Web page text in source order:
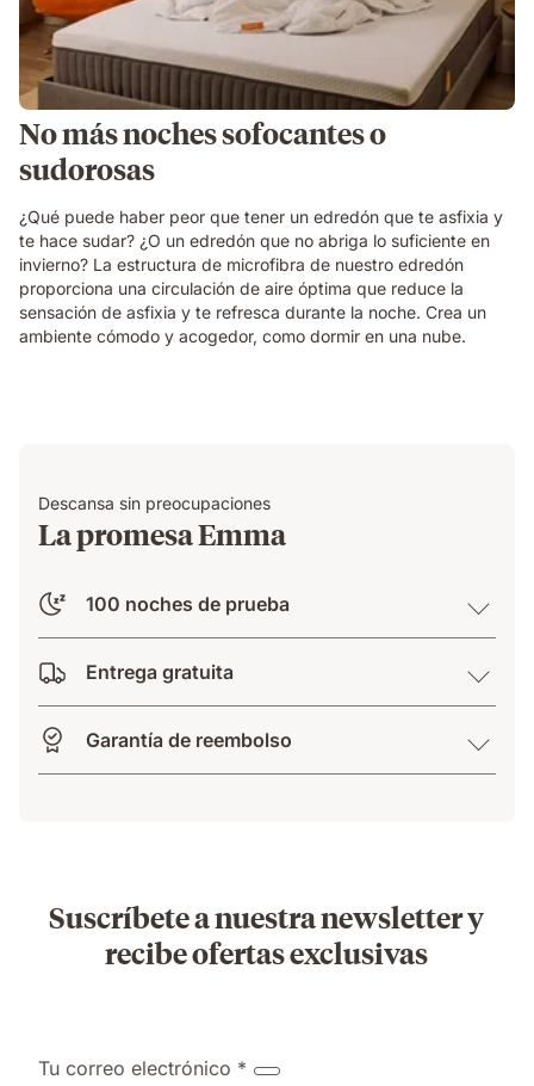
No más noches sofocantes o
sudorosas
¿Qué puede haber peor que tener un edredón que te asfixia y
te hace sudar? ¿O un edredón que no abriga lo suficiente en
invierno? La estructura de microfibra de nuestro edredón
proporciona una circulación de aire óptima que reduce la
sensación de asfixia y te refresca durante la noche. Crea un
ambiente cómodo y acogedor, como dormir en una nube.
Descansa sin preocupaciones
La promesa Emma
100 noches de prueba
Entrega gratuita
Garantía de reembolso
Suscríbete a nuestra newsletter y
recibe ofertas exclusivas
Tu correo electrónico *